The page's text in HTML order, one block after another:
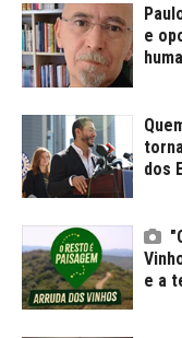
e
dos
e a